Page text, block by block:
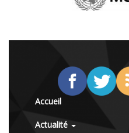
Accueil
Actualité